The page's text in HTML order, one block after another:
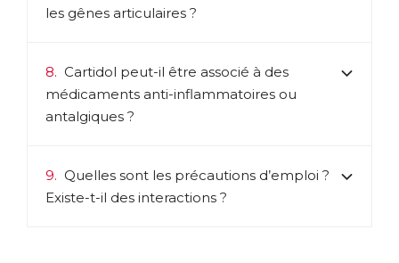
les gênes articulaires ?
8. Cartidol peut-il être associé à des
médicaments anti-inflammatoires ou
antalgiques ?
9. Quelles sont les précautions d’emploi ?
Existe-t-il des interactions ?